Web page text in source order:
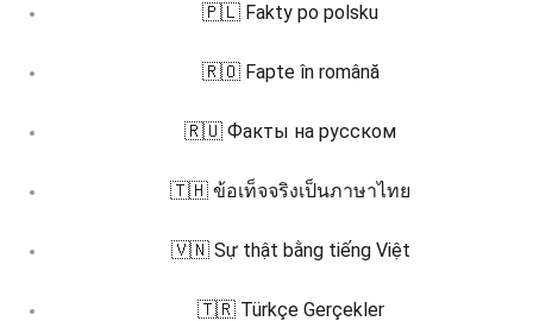
🇵🇱 Fakty po polsku
🇷🇴 Fapte în română
🇷🇺 Факты на русском
🇹🇭 ข้อเท็จจริงเป็นภาษาไทย
🇻🇳 Sự thật bằng tiếng Việt
🇹🇷 Türkçe Gerçekler